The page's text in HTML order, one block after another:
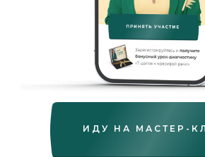
ИДУ НА МАСТЕР-